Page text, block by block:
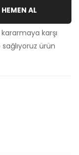
HEMEN AL
karşı
ürün